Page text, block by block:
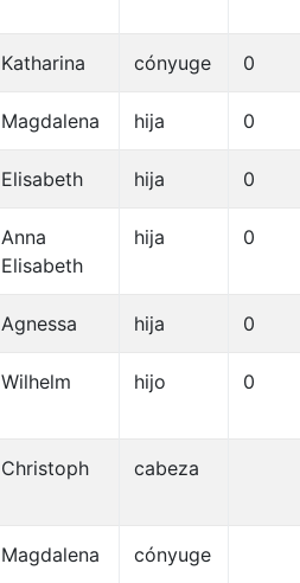
Katharina cónyuge 0
Magdalena hija 0
Elisabeth hija 0
Anna
Elisabeth
hija 0
Agnessa hija 0
Wilhelm hijo 0
Christoph cabeza
Magdalena cónyuge